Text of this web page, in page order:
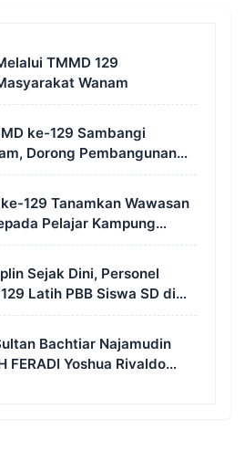
TMMD 129
Wanam
ke-129 Sambangi
Dorong Pembangunan
Masyarakat
129 Tanamkan Wawasan
Pelajar Kampung
Sejak Dini, Personel
Latih PBB Siswa SD di
Bachtiar Najamudin
FERADI Yoshua Rivaldo